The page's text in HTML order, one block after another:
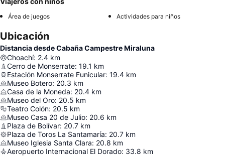
Área de juegos Actividades para niños
Ubicación
Distancia desde Cabaña Campestre Miraluna
Choachí: 2.4 km
Cerro de Monserrate: 19.1 km
Estación Monserrate Funicular: 19.4 km
Museo Botero: 20.3 km
Casa de la Moneda: 20.4 km
Museo del Oro: 20.5 km
Teatro Colón: 20.5 km
Museo Casa 20 de Julio: 20.6 km
Plaza de Bolívar: 20.7 km
Plaza de Toros La Santamaría: 20.7 km
Museo Iglesia Santa Clara: 20.8 km
Aeropuerto Internacional El Dorado: 33.8 km